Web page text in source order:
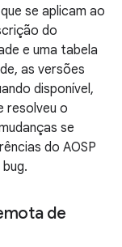
se aplicam ao
do
e uma tabela
as versões
disponível,
resolveu o
se
do AOSP
de